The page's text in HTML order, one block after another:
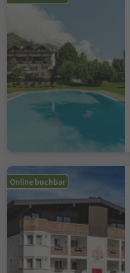
Online buchbar